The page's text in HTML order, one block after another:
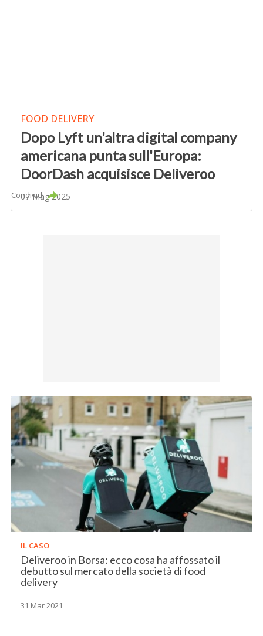
FOOD DELIVERY
Dopo Lyft un'altra digital company
americana punta sull'Europa:
DoorDash acquisisce Deliveroo
07 Mag 2025
Condividi
IL CASO
Deliveroo in Borsa: ecco cosa ha affossato il
debutto sul mercato della società di food
delivery
31 Mar 2021